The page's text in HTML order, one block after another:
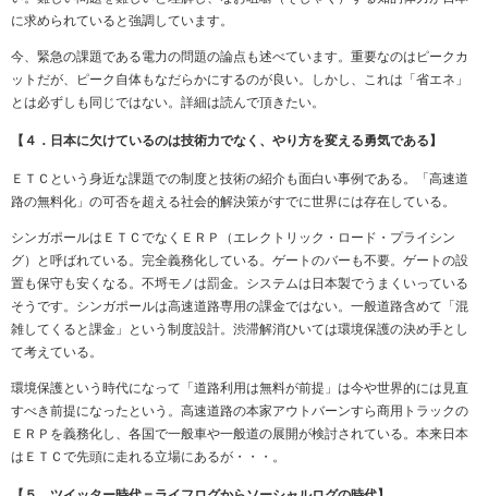
に求められていると強調しています。
今、緊急の課題である電力の問題の論点も述べています。重要なのはピークカ
ットだが、ピーク自体もなだらかにするのが良い。しかし、これは「省エネ」
とは必ずしも同じではない。詳細は読んで頂きたい。
【４．日本に欠けているのは技術力でなく、やり方を変える勇気である】
ＥＴＣという身近な課題での制度と技術の紹介も面白い事例である。「高速道
路の無料化」の可否を超える社会的解決策がすでに世界には存在している。
シンガポールはＥＴＣでなくＥＲＰ（エレクトリック・ロード・プライシン
グ）と呼ばれている。完全義務化している。ゲートのバーも不要。ゲートの設
置も保守も安くなる。不埒モノは罰金。システムは日本製でうまくいっている
そうです。シンガポールは高速道路専用の課金ではない。一般道路含めて「混
雑してくると課金」という制度設計。渋滞解消ひいては環境保護の決め手とし
て考えている。
環境保護という時代になって「道路利用は無料が前提」は今や世界的には見直
すべき前提になったという。高速道路の本家アウトバーンすら商用トラックの
ＥＲＰを義務化し、各国で一般車や一般道の展開が検討されている。本来日本
はＥＴＣで先頭に走れる立場にあるが・・・。